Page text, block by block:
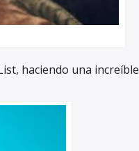
haciendo una increíble